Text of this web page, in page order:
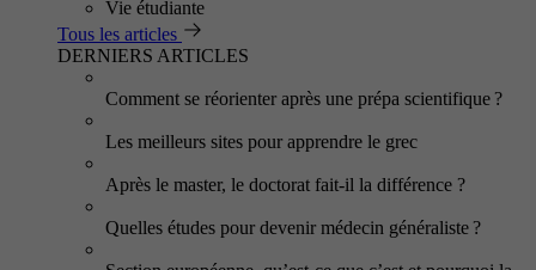
Vie étudiante
Tous les articles
DERNIERS ARTICLES
Comment se réorienter après une prépa scientifique ?
Les meilleurs sites pour apprendre le grec
Après le master, le doctorat fait-il la différence ?
Quelles études pour devenir médecin généraliste ?